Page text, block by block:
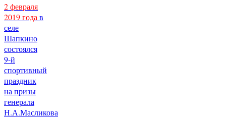
2 февраля
2019 года в
селе
Шапкино
состоялся
9-й
спортивный
праздник
на призы
генерала
Н.А.Масликова